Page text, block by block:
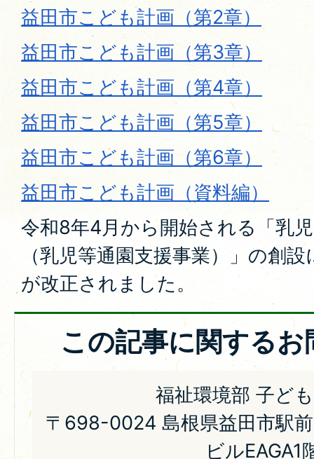
益田市こども計画（第2章）
益田市こども計画（第3章）
益田市こども計画（第4章）
益田市こども計画（第5章）
益田市こども計画（第6章）
益田市こども計画（資料編）
令和8年4月から開始される「乳
（乳児等通園支援事業）」の創
が改正されました。
この記事に関する
福祉環境部 子ど
〒698-0024 島根県益田市駅
ビルEAGA1